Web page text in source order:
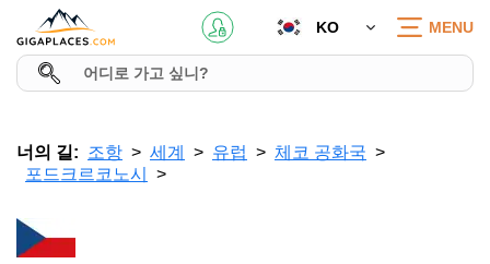
KO MENU
너의 길: 조항 세계 유럽
체코 공화국
포드크르코노시